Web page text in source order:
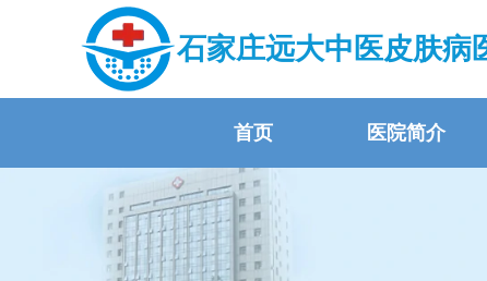
石家庄远大中医皮肤病
首页 医院简介